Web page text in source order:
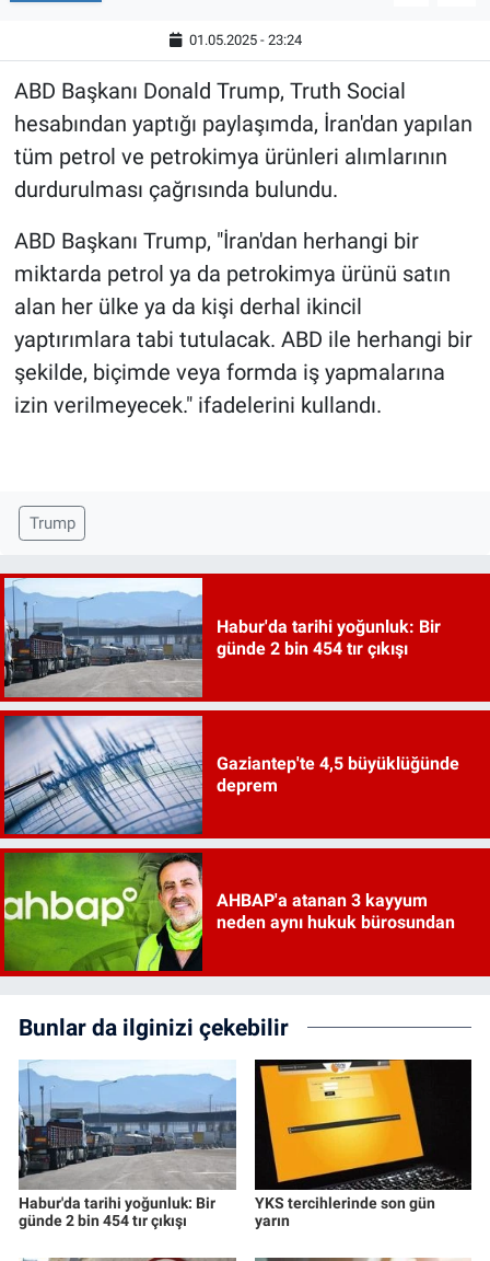
01.05.2025 - 23:24
ABD Başkanı Donald Trump, Truth Social
hesabından yaptığı paylaşımda, İran'dan yapılan
tüm petrol ve petrokimya ürünleri alımlarının
durdurulması çağrısında bulundu.
ABD Başkanı Trump, "İran'dan herhangi bir
miktarda petrol ya da petrokimya ürünü satın
alan her ülke ya da kişi derhal ikincil
yaptırımlara tabi tutulacak. ABD ile herhangi bir
şekilde, biçimde veya formda iş yapmalarına
izin verilmeyecek." ifadelerini kullandı.
Trump
Habur'da tarihi yoğunluk: Bir
günde 2 bin 454 tır çıkışı
Gaziantep'te 4,5 büyüklüğünde
deprem
AHBAP'a atanan 3 kayyum
neden aynı hukuk bürosundan
Bunlar da ilginizi çekebilir
Habur'da tarihi yoğunluk: Bir
günde 2 bin 454 tır çıkışı
YKS tercihlerinde son gün
yarın